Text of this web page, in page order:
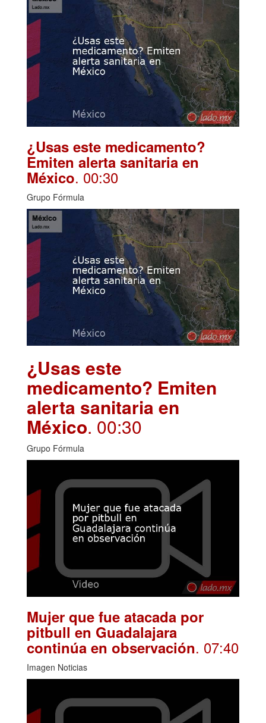
¿Usas este medicamento?
Emiten alerta sanitaria en
México. 00:30
Grupo Fórmula
¿Usas este
medicamento? Emiten
alerta sanitaria en
México. 00:30
Grupo Fórmula
Mujer que fue atacada por
pitbull en Guadalajara
continúa en observación. 07:40
Imagen Noticias